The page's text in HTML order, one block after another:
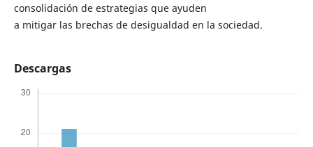
consolidación de estrategias que ayuden
a mitigar las brechas de desigualdad en la sociedad.
Descargas